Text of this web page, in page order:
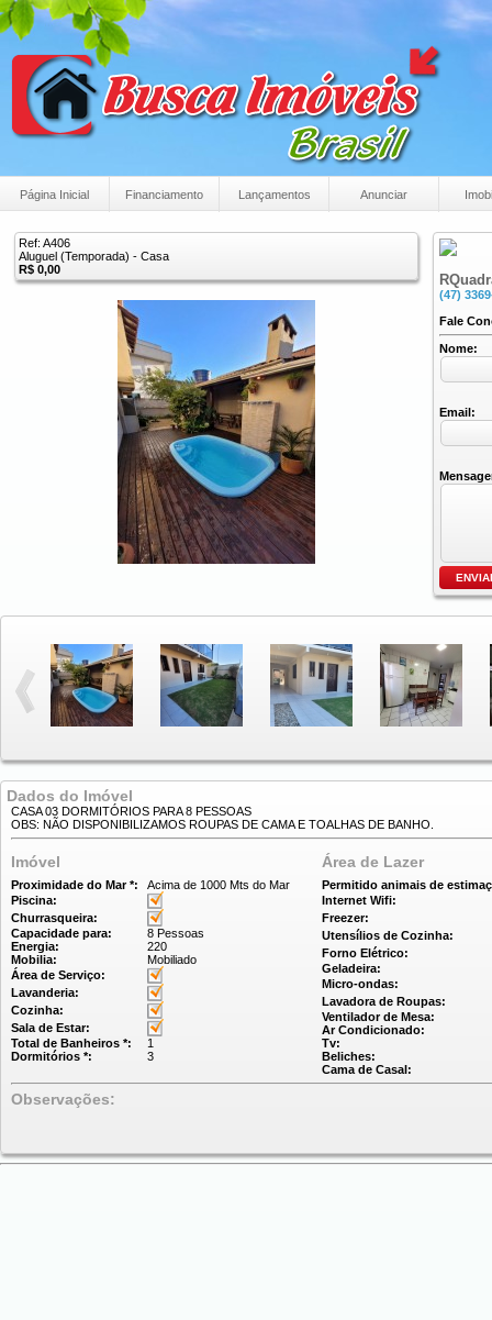
Página Inicial Financiamento Lançamentos Anunciar
Ref: A406
Aluguel (Temporada) - Casa
R$ 0,00
(47)
Fale
Nome:
Email:
Dados do Imóvel
CASA 03 DORMITÓRIOS PARA 8 PESSOAS
OBS: NÃO DISPONIBILIZAMOS ROUPAS DE CAMA E TOALHAS DE BANHO.
Imóvel Área de Lazer
Proximidade do Mar *:
Acima de 1000 Mts do Mar
Piscina:
Churrasqueira:
Capacidade para:
8 Pessoas
Energia:
220
Mobilia:
Mobiliado
Área de Serviço:
Lavanderia:
Cozinha:
Sala de Estar:
Total de Banheiros *:
1
Dormitórios *:
3
Permitido animais de
Internet Wifi:
Freezer:
Utensílios de Cozinha:
Forno Elétrico:
Geladeira:
Micro-ondas:
Lavadora de Roupas:
Ventilador de Mesa:
Ar Condicionado:
Tv:
Beliches:
Cama de Casal:
Observações: